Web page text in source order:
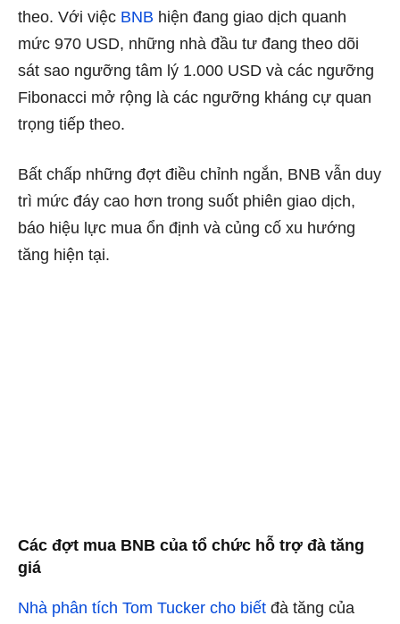
theo. Với việc BNB hiện đang giao dịch quanh
mức 970 USD, những nhà đầu tư đang theo dõi
sát sao ngưỡng tâm lý 1.000 USD và các ngưỡng
Fibonacci mở rộng là các ngưỡng kháng cự quan
trọng tiếp theo.
Bất chấp những đợt điều chỉnh ngắn, BNB vẫn duy
trì mức đáy cao hơn trong suốt phiên giao dịch,
báo hiệu lực mua ổn định và củng cố xu hướng
tăng hiện tại.
Các đợt mua BNB của tổ chức hỗ trợ đà tăng
giá
Nhà phân tích Tom Tucker cho biết đà tăng của